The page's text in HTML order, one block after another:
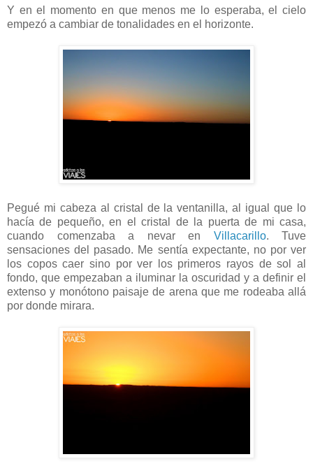
Y en el momento en que menos me lo esperaba, el cielo
empezó a cambiar de tonalidades en el horizonte.
Pegué mi cabeza al cristal de la ventanilla, al igual que lo
hacía de pequeño, en el cristal de la puerta de mi casa,
cuando comenzaba a nevar en Villacarillo. Tuve
sensaciones del pasado. Me sentía expectante, no por ver
los copos caer sino por ver los primeros rayos de sol al
fondo, que empezaban a iluminar la oscuridad y a definir el
extenso y monótono paisaje de arena que me rodeaba allá
por donde mirara.